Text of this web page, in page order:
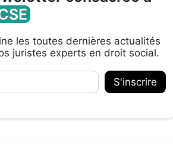
les toutes dernières actualités
juristes experts en droit social.